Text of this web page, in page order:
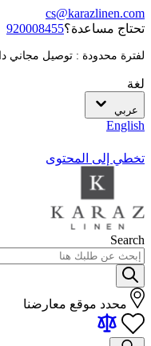
cs@karazlinen.com
تحتاج مساعدة؟920008455
لفترة محدودة : توصيل مجاني داخل
لغة
عربي
English
تخطي إلى المحتوى
Search
محدد موقع معارضنا